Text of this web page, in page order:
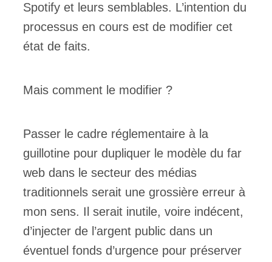
Spotify et leurs semblables. L’intention du
processus en cours est de modifier cet
état de faits.
Mais comment le modifier ?
Passer le cadre réglementaire à la
guillotine pour dupliquer le modèle du far
web dans le secteur des médias
traditionnels serait une grossière erreur à
mon sens. Il serait inutile, voire indécent,
d’injecter de l’argent public dans un
éventuel fonds d’urgence pour préserver